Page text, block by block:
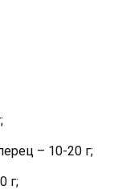
– 10-20 г;
г;